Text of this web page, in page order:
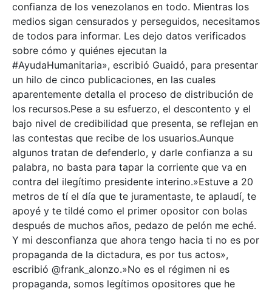
confianza de los venezolanos en todo. Mientras los
medios sigan censurados y perseguidos, necesitamos
de todos para informar. Les dejo datos verificados
sobre cómo y quiénes ejecutan la
#AyudaHumanitaria», escribió Guaidó, para presentar
un hilo de cinco publicaciones, en las cuales
aparentemente detalla el proceso de distribución de
los recursos.Pese a su esfuerzo, el descontento y el
bajo nivel de credibilidad que presenta, se reflejan en
las contestas que recibe de los usuarios.Aunque
algunos tratan de defenderlo, y darle confianza a su
palabra, no basta para tapar la corriente que va en
contra del ilegítimo presidente interino.»Estuve a 20
metros de tí el día que te juramentaste, te aplaudí, te
apoyé y te tildé como el primer opositor con bolas
después de muchos años, pedazo de pelón me eché.
Y mi desconfianza que ahora tengo hacia ti no es por
propaganda de la dictadura, es por tus actos»,
escribió @frank_alonzo.»No es el régimen ni es
propaganda, somos legítimos opositores que he